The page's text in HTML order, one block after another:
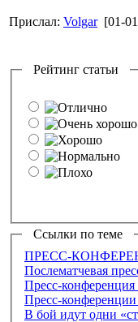
Прислал: Volgar [01-
Рейтинг статьи
Ссылки по теме
ПРЕСС-
Послематчевая
Пресс-
Пресс-
В бой идут одни